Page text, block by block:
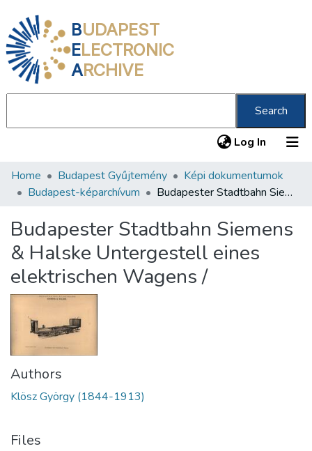
BUDAPEST
ELECTRONIC
ARCHIVE
Search
Log In (current)
Communities & Collections
Statistics
About us
Home Budapest Gyűjtemény
Képi dokumentumok
Budapest-képarchívum
Budapester Stadtbahn Siemens & Halske Untergestell eines elektrischen Wagens /
Budapester Stadtbahn Siemens
& Halske Untergestell eines
elektrischen Wagens /
Authors
Klösz György (1844-1913)
Files